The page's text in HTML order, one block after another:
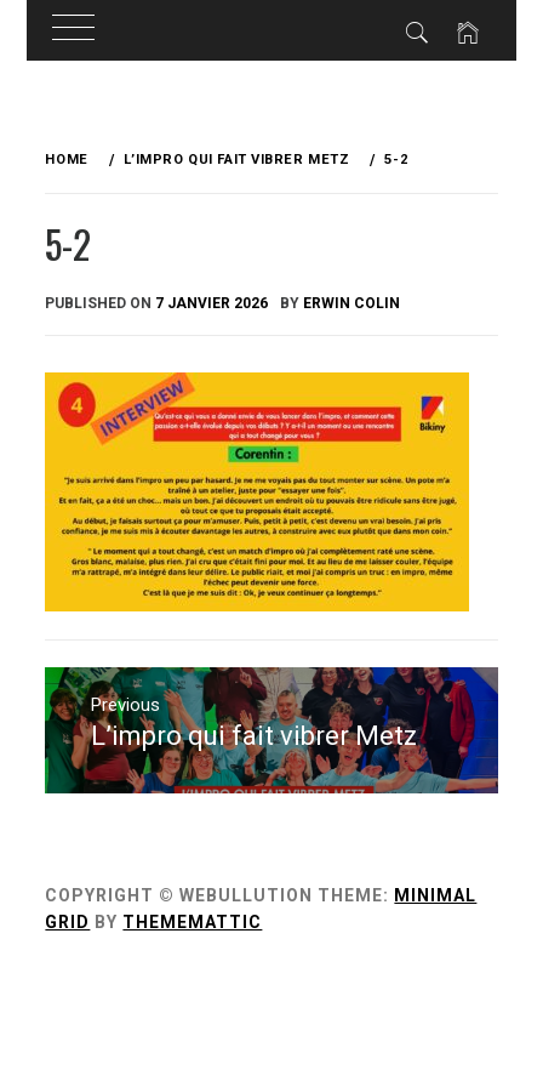
HOME L’IMPRO QUI FAIT VIBRER METZ 5-2
5-2
PUBLISHED ON 7 JANVIER 2026 BY ERWIN COLIN
Navigation
de
l’article
Previous
Previous
post:
L’impro qui fait vibrer Metz
COPYRIGHT © WEBULLUTION THEME: MINIMAL
GRID BY THEMEMATTIC